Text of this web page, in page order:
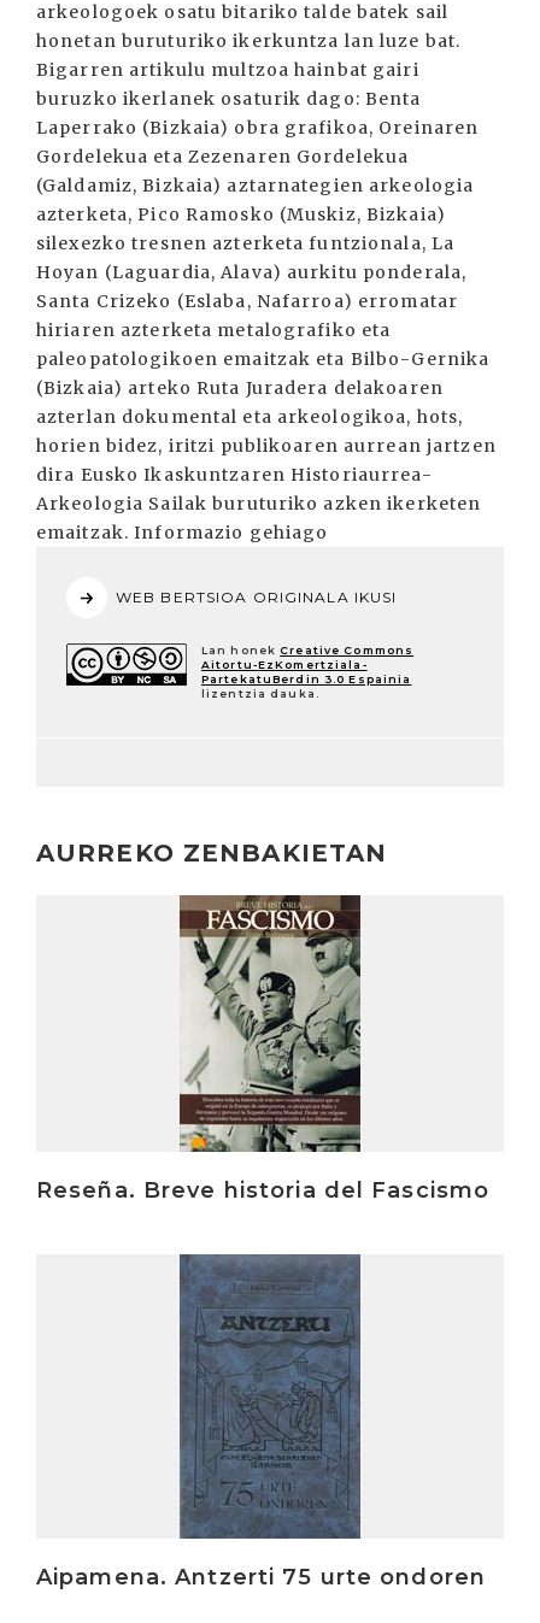
arkeologoek osatu bitariko talde batek sail
honetan buruturiko ikerkuntza lan luze bat.
Bigarren artikulu multzoa hainbat gairi
buruzko ikerlanek osaturik dago: Benta
Laperrako (Bizkaia) obra grafikoa, Oreinaren
Gordelekua eta Zezenaren Gordelekua
(Galdamiz, Bizkaia) aztarnategien arkeologia
azterketa, Pico Ramosko (Muskiz, Bizkaia)
silexezko tresnen azterketa funtzionala, La
Hoyan (Laguardia, Alava) aurkitu ponderala,
Santa Crizeko (Eslaba, Nafarroa) erromatar
hiriaren azterketa metalografiko eta
paleopatologikoen emaitzak eta Bilbo-Gernika
(Bizkaia) arteko Ruta Juradera delakoaren
azterlan dokumental eta arkeologikoa, hots,
horien bidez, iritzi publikoaren aurrean jartzen
dira Eusko Ikaskuntzaren Historiaurrea-
Arkeologia Sailak buruturiko azken ikerketen
emaitzak. Informazio gehiago
WEB BERTSIOA ORIGINALA IKUSI
Lan honek Creative Commons
Aitortu-EzKomertziala-
PartekatuBerdin 3.0 Espainia
lizentzia dauka.
AURREKO ZENBAKIETAN
Reseña. Breve historia del Fascismo
Aipamena. Antzerti 75 urte ondoren